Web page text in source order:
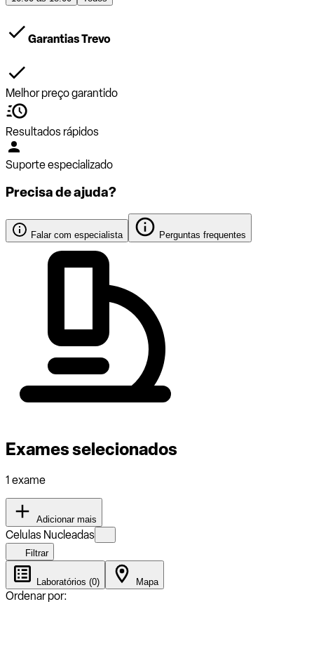
Garantias Trevo
Melhor preço garantido
Resultados rápidos
Suporte especializado
Precisa de ajuda?
Falar com especialista Perguntas frequentes
Exames selecionados
1 exame
Adicionar mais
Celulas Nucleadas
Filtrar
Laboratórios (0) Mapa
Ordenar por: